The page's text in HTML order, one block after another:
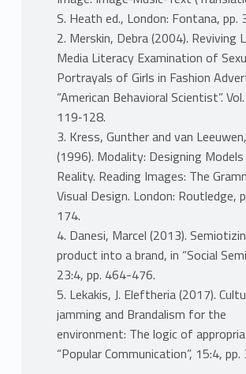
S. Heath ed., London: Fontana, pp.
2. Merskin, Debra (2004). Reviving
Media Literacy Examination of
Portrayals of Girls in Fashion
“American Behavioral Scientist”.
119‐128.
3. Kress, Gunther and van
(1996). Modality: Designing
Reality. Reading Images: The
Visual Design. London: Routledge,
174.
4. Danesi, Marcel (2013).
product into a brand, in “Social
23:4, pp. 464-476.
5. Lekakis, J. Eleftheria (2017).
jamming and Brandalism for the
environment: The logic of
“Popular Communication”, 15:4,